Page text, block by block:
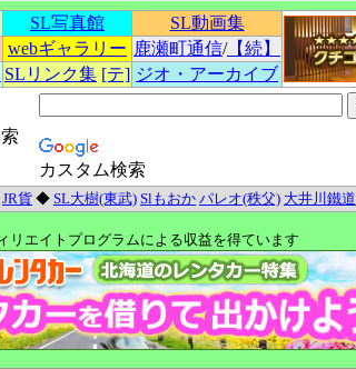
SL写真館
SL動画集
webギャラリー 鹿瀬町通信/【続】
SLリンク集 [テ] ジオ・アーカイブ
カスタム検索
JR貨 ◆ SL大樹(東武) Slもおか パレオ(秩父) 大井川鐵道
リエイトプログラムによる収益を得ています